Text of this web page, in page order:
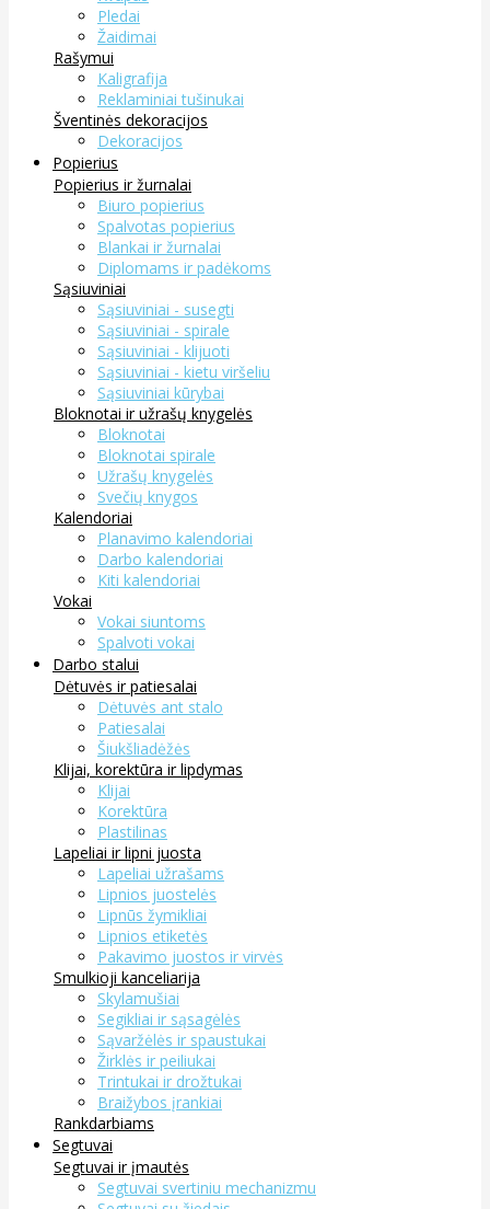
Pledai
Žaidimai
Rašymui
Kaligrafija
Reklaminiai tušinukai
Šventinės dekoracijos
Dekoracijos
Popierius
Popierius ir žurnalai
Biuro popierius
Spalvotas popierius
Blankai ir žurnalai
Diplomams ir padėkoms
Sąsiuviniai
Sąsiuviniai - susegti
Sąsiuviniai - spirale
Sąsiuviniai - klijuoti
Sąsiuviniai - kietu viršeliu
Sąsiuviniai kūrybai
Bloknotai ir užrašų knygelės
Bloknotai
Bloknotai spirale
Užrašų knygelės
Svečių knygos
Kalendoriai
Planavimo kalendoriai
Darbo kalendoriai
Kiti kalendoriai
Vokai
Vokai siuntoms
Spalvoti vokai
Darbo stalui
Dėtuvės ir patiesalai
Dėtuvės ant stalo
Patiesalai
Šiukšliadėžės
Klijai, korektūra ir lipdymas
Klijai
Korektūra
Plastilinas
Lapeliai ir lipni juosta
Lapeliai užrašams
Lipnios juostelės
Lipnūs žymikliai
Lipnios etiketės
Pakavimo juostos ir virvės
Smulkioji kanceliarija
Skylamušiai
Segikliai ir sąsagėlės
Sąvaržėlės ir spaustukai
Žirklės ir peiliukai
Trintukai ir drožtukai
Braižybos įrankiai
Rankdarbiams
Segtuvai
Segtuvai ir įmautės
Segtuvai svertiniu mechanizmu